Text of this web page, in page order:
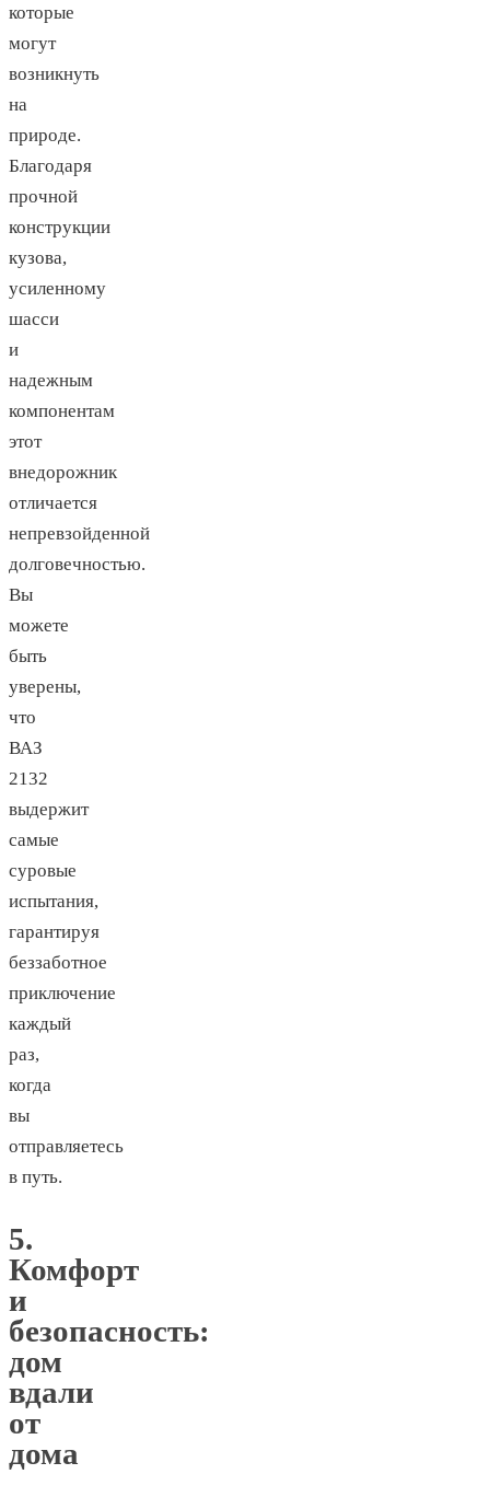
которые
могут
возникнуть
на
природе.
Благодаря
прочной
конструкции
кузова,
усиленному
шасси
и
надежным
компонентам
этот
внедорожник
отличается
непревзойденной
долговечностью.
Вы
можете
быть
уверены,
что
ВАЗ
2132
выдержит
самые
суровые
испытания,
гарантируя
беззаботное
приключение
каждый
раз,
когда
вы
отправляетесь
в путь.
5.
Комфорт
и
безопасность:
дом
вдали
от
дома